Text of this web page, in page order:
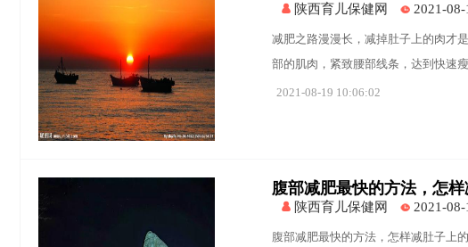
陕西育儿保健网 2021-08-
减肥之路漫漫长，减掉肚子上的肉才
部的肌肉，紧致腰部线条，达到快速
2021-08-19 10:06:02
腹部减肥最快的方法，怎
陕西育儿保健网 2021-08-
腹部减肥最快的方法，怎样减肚子上